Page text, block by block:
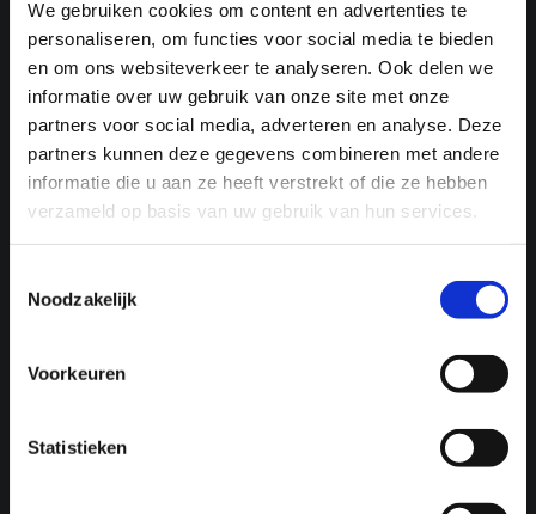
We gebruiken cookies om content en advertenties te
personaliseren, om functies voor social media te bieden
en om ons websiteverkeer te analyseren. Ook delen we
informatie over uw gebruik van onze site met onze
partners voor social media, adverteren en analyse. Deze
partners kunnen deze gegevens combineren met andere
informatie die u aan ze heeft verstrekt of die ze hebben
verzameld op basis van uw gebruik van hun services.
Noodzakelijk
Voorkeuren
Statistieken
Next PostEen dynamisch elektriciteitscontract,
interessant voor jou?
Related Posts